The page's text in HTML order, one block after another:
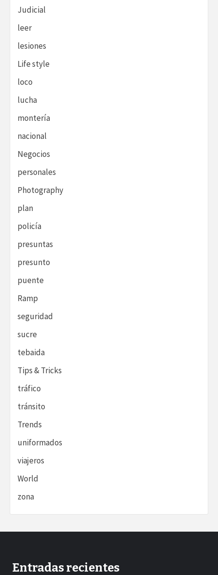
Judicial
leer
lesiones
Life style
loco
lucha
montería
nacional
Negocios
personales
Photography
plan
policía
presuntas
presunto
puente
Ramp
seguridad
sucre
tebaida
Tips & Tricks
tráfico
tránsito
Trends
uniformados
viajeros
World
zona
Entradas recientes